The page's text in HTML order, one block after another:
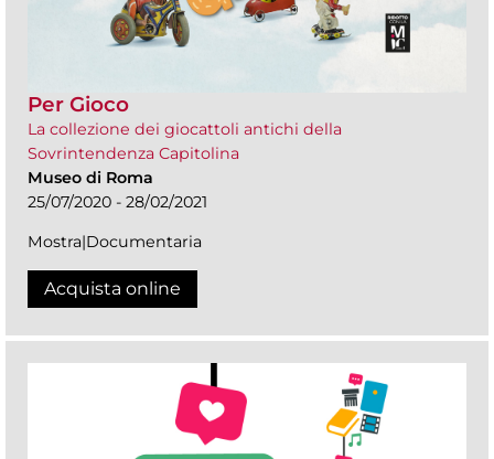
Per Gioco
La collezione dei giocattoli antichi della
Sovrintendenza Capitolina
Museo di Roma
25/07/2020 - 28/02/2021
Mostra|Documentaria
Acquista online